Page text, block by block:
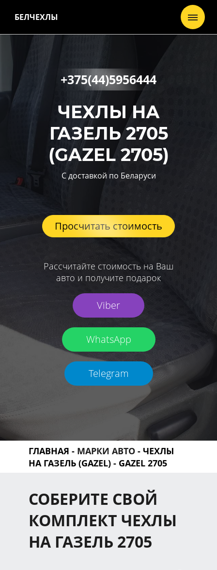
БЕЛЧЕХЛЫ
+375(44)5956444
ЧЕХЛЫ НА
ГАЗЕЛЬ 2705
(GAZEL 2705)
С доставкой по Беларуси
Просчитать стоимость
Рассчитайте стоимость на Ваш
авто и получите подарок
Viber
WhatsApp
Telegram
ГЛАВНАЯ - МАРКИ АВТО - ЧЕХЛЫ
НА ГАЗЕЛЬ (GAZEL) - GAZEL 2705
СОБЕРИТЕ СВОЙ
КОМПЛЕКТ ЧЕХЛЫ
НА ГАЗЕЛЬ 2705